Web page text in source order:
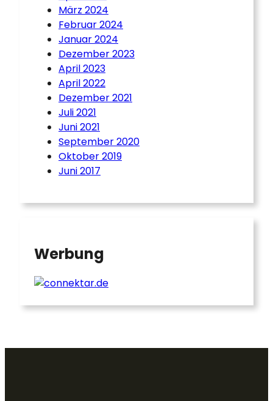
März 2024
Februar 2024
Januar 2024
Dezember 2023
April 2023
April 2022
Dezember 2021
Juli 2021
Juni 2021
September 2020
Oktober 2019
Juni 2017
Werbung